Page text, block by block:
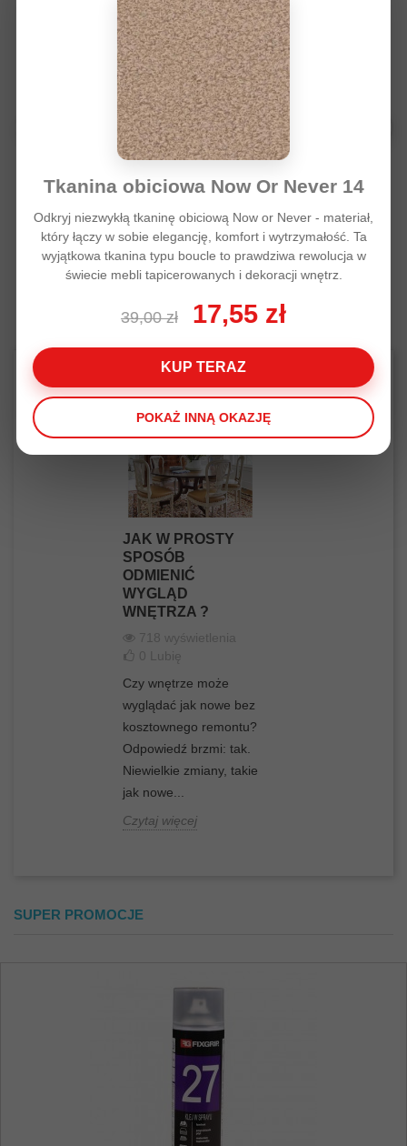
Tkanina meblowa LA ciemny
brąz koordynat
140,00 zł
Tkanina meblowa
140,00 zł
POWIĄZANE ARTYKUŁY
JAK W PROSTY
SPOSÓB
ODMIENIĆ
WYGLĄD
WNĘTRZA ?
718 wyświetlenia
0
Lubię
Czy wnętrze może
wyglądać jak nowe bez
kosztownego remontu?
Odpowiedź brzmi: tak.
Niewielkie zmiany, takie
jak nowe...
Czytaj więcej
SUPER PROMOCJE
Tkanina obiciowa Now Or Never 14
Odkryj niezwykłą tkaninę obiciową Now or Never - materiał,
który łączy w sobie elegancję, komfort i wytrzymałość. Ta
wyjątkowa tkanina typu boucle to prawdziwa rewolucja w
świecie mebli tapicerowanych i dekoracji wnętrz.
39,00 zł 17,55 zł
KUP TERAZ
POKAŻ INNĄ OKAZJĘ